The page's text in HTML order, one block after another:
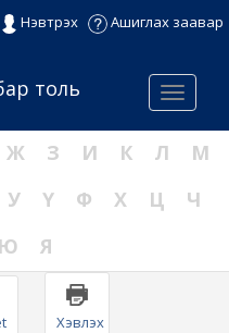
Нэвтрэх Ашиглах заавар
Menu
толь
Ж З И К Л
М
У Ү Ф Х Ц
Ч
Ю Я
Хэвлэх